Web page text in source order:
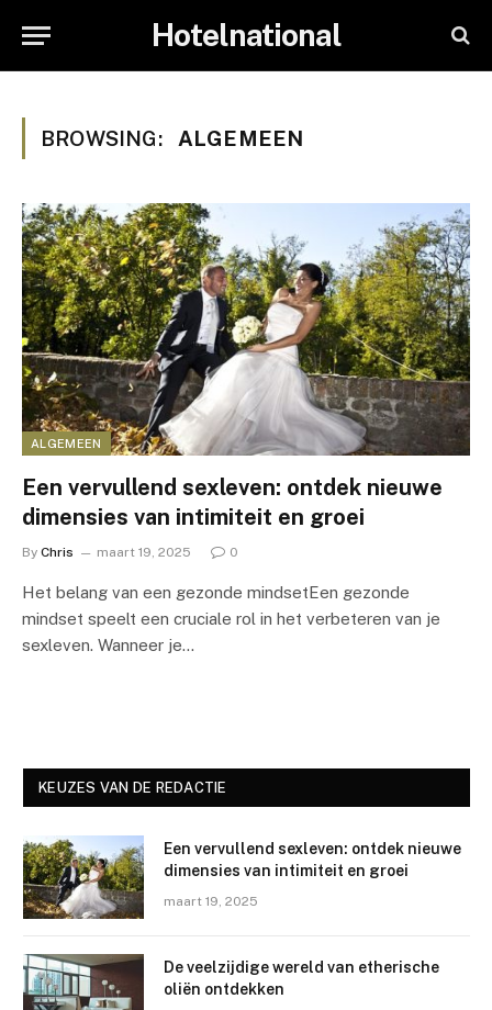
Hotelnational
BROWSING: ALGEMEEN
ALGEMEEN
Een vervullend sexleven: ontdek nieuwe
dimensies van intimiteit en groei
By Chris maart 19, 2025 0
Het belang van een gezonde mindsetEen gezonde
mindset speelt een cruciale rol in het verbeteren van je
sexleven. Wanneer je…
KEUZES VAN DE REDACTIE
Een vervullend sexleven: ontdek nieuwe
dimensies van intimiteit en groei
maart 19, 2025
De veelzijdige wereld van etherische
oliën ontdekken